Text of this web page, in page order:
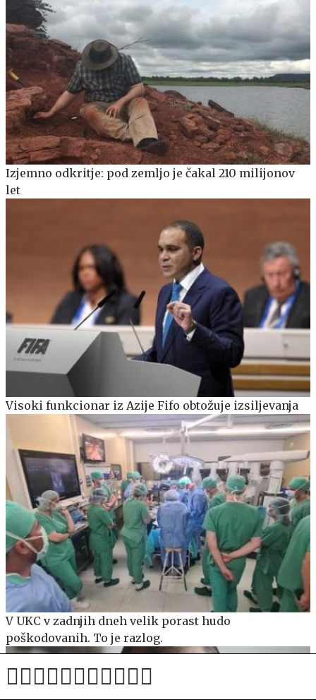
Izjemno odkritje: pod zemljo je čakal 210 milijonov
let
Visoki funkcionar iz Azije Fifo obtožuje izsiljevanja
V UKC v zadnjih dneh velik porast hudo
poškodovanih. To je razlog.